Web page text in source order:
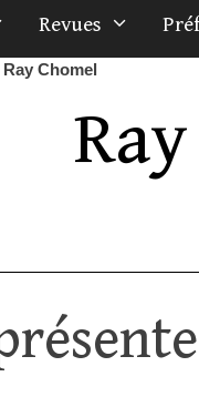
Revues
Ray Chomel